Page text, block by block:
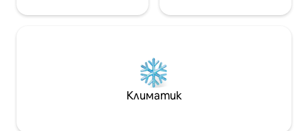
Климатик